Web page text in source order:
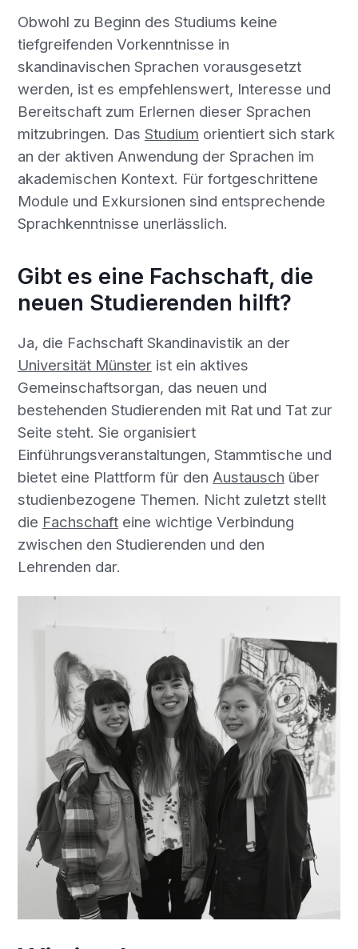
Obwohl zu Beginn des Studiums keine
tiefgreifenden Vorkenntnisse in
skandinavischen Sprachen vorausgesetzt
werden, ist es empfehlenswert, Interesse und
Bereitschaft zum Erlernen dieser Sprachen
mitzubringen. Das Studium orientiert sich stark
an der aktiven Anwendung der Sprachen im
akademischen Kontext. Für fortgeschrittene
Module und Exkursionen sind entsprechende
Sprachkenntnisse unerlässlich.
Gibt es eine Fachschaft, die
neuen Studierenden hilft?
Ja, die Fachschaft Skandinavistik an der
Universität Münsterist ein aktives
Gemeinschaftsorgan, das neuen und
bestehenden Studierenden mit Rat und Tat zur
Seite steht. Sie organisiert
Einführungsveranstaltungen, Stammtische und
bietet eine Plattform für den Austausch über
studienbezogene Themen. Nicht zuletzt stellt
die Fachschafteine wichtige Verbindung
zwischen den Studierenden und den
Lehrenden dar.